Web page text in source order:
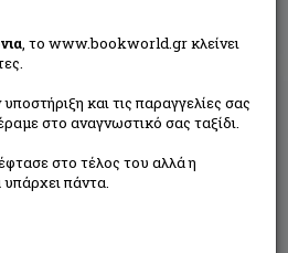
Εξαντλημένο από τον
εκδότη
, το www.bookworld.gr κλείνει
και τις παραγγελίες σας
στο αναγνωστικό σας ταξίδι.
στο τέλος του αλλά η
υπάρχει πάντα.